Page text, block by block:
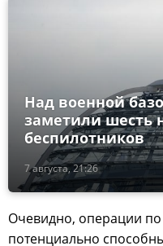
7 августа, 21:26
Над военной
заметили шесть
беспилотников
Очевидно, операции по
потенциально